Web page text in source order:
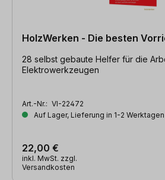
HolzWerken - Die besten
28 selbst gebaute Helfer für die
Elektrowerkzeugen
Art.-Nr.: VI-22472
Auf Lager, Lieferung in 1-2 Werktagen
22,00 €
inkl. MwSt. zzgl.
Versandkosten